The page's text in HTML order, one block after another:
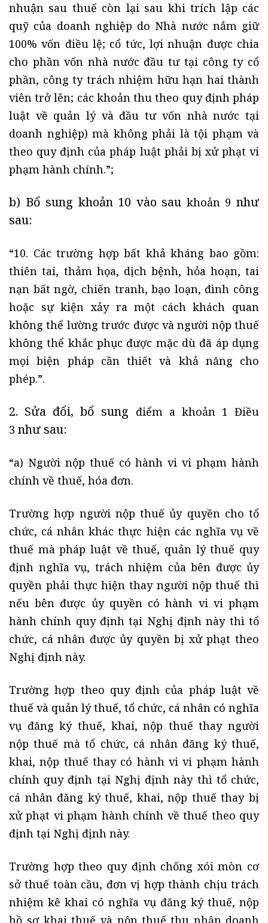
nhuận sau thuế còn lại sau khi trích lập các
quỹ của doanh nghiệp do Nhà nước nắm giữ
100% vốn điều lệ; cổ tức, lợi nhuận được chia
cho phần vốn nhà nước đầu tư tại công ty cổ
phần, công ty trách nhiệm hữu hạn hai thành
viên trở lên; các khoản thu theo quy định pháp
luật về quản lý và đầu tư vốn nhà nước tại
doanh nghiệp) mà không phải là tội phạm và
theo quy định của pháp luật phải bị xử phạt vi
phạm hành chính.”;
b) Bổ sung khoản 10 vào sau khoản 9như
sau:
“10. Các trường hợp bất khả kháng bao gồm:
thiên tai, thảm họa, dịch bệnh, hỏa hoạn, tai
nạn bất ngờ, chiến tranh, bạo loạn, đình công
hoặc sự kiện xảy ra một cách khách quan
không thể lường trước được và người nộp thuế
không thể khắc phục được mặc dù đã áp dụng
mọi biện pháp cần thiết và khả năng cho
phép.”.
2. Sửa đổi, bổ sung điểm a khoản 1 Điều
3 như sau:
“a) Người nộp thuế có hành vi vi phạm hành
chính về thuế, hóa đơn.
Trường hợp người nộp thuế ủy quyền cho tổ
chức, cá nhân khác thực hiện các nghĩa vụ về
thuế mà pháp luật về thuế, quản lý thuế quy
định nghĩa vụ, trách nhiệm của bên được ủy
quyền phải thực hiện thay người nộp thuế thì
nếu bên được ủy quyền có hành vi vi phạm
hành chính quy định tại Nghị định này thì tổ
chức, cá nhân được ủy quyền bị xử phạt theo
Nghị định này.
Trường hợp theo quy định của pháp luật về
thuế và quản lý thuế, tổ chức, cá nhân có nghĩa
vụ đăng ký thuế, khai, nộp thuế thay người
nộp thuế mà tổ chức, cá nhân đăng ký thuế,
khai, nộp thuế thay có hành vi vi phạm hành
chính quy định tại Nghị định này thì tổ chức,
cá nhân đăng ký thuế, khai, nộp thuế thay bị
xử phạt vi phạm hành chính về thuế theo quy
định tại Nghị định này.
Trường hợp theo quy định chống xói mòn cơ
sở thuế toàn cầu, đơn vị hợp thành chịu trách
nhiệm kê khai có nghĩa vụ đăng ký thuế, nộp
hồ sơ khai thuế và nộp thuế thu nhập doanh